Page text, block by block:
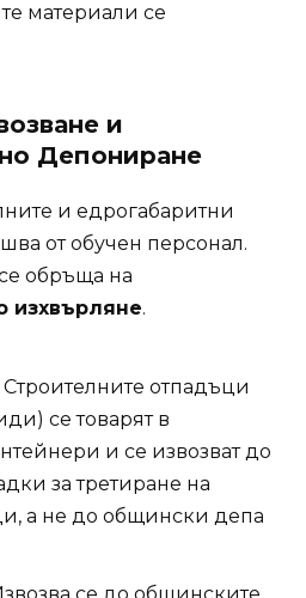
материали се
и
Депониране
и едрогабаритни
от обучен персонал.
обръща на
изхвърляне.
отпадъци
се товарят в
и се извозват до
за третиране на
а не до общински депа